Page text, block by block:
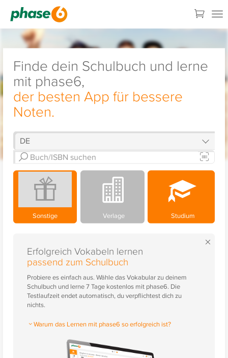
Finde dein Schulbuch und lerne
mit phase6,
der besten App für bessere
Noten.
Sonstige Verlage Studium
×
Erfolgreich Vokabeln lernen
passend zum Schulbuch
Probiere es einfach aus. Wähle das Vokabular zu deinem
Schulbuch und lerne 7 Tage kostenlos mit phase6. Die
Testlaufzeit endet automatisch, du verpflichtest dich zu
nichts.
Warum das Lernen mit phase6 so erfolgreich ist?